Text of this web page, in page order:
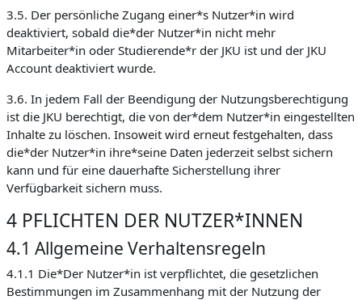
3.5. Der persönliche Zugang einer*s Nutzer*in wird
deaktiviert, sobald die*der Nutzer*in nicht mehr
Mitarbeiter*in oder Studierende*r der JKU ist und der JKU
Account deaktiviert wurde.
3.6. In jedem Fall der Beendigung der Nutzungsberechtigung
ist die JKU berechtigt, die von der*dem Nutzer*in eingestellten
Inhalte zu löschen. Insoweit wird erneut festgehalten, dass
die*der Nutzer*in ihre*seine Daten jederzeit selbst sichern
kann und für eine dauerhafte Sicherstellung ihrer
Verfügbarkeit sichern muss.
4 PFLICHTEN DER NUTZER*INNEN
4.1 Allgemeine Verhaltensregeln
4.1.1 Die*Der Nutzer*in ist verpflichtet, die gesetzlichen
Bestimmungen im Zusammenhang mit der Nutzung der